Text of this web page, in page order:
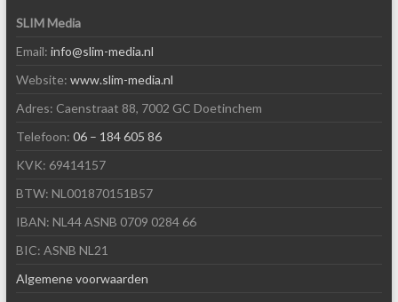
SLIM Media
Email: info@slim-media.nl
Website: www.slim-media.nl
Adres: Caenstraat 88, 7002 GC Doetinchem
Telefoon: 06 – 184 605 86
KVK: 69414157
BTW: NL001870151B57
IBAN: NL44 ASNB 0709 0284 66
BIC: ASNB NL21
Algemene voorwaarden